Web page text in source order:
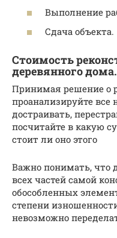
Выполнение
Сдача объекта.
Стоимость
деревянного дома.
Принимая решение о
проанализируйте
достраивать,
посчитайте в какую
стоит ли оно этого
Важно понимать, что
всех частей самой
обособленных
степени
невозможно